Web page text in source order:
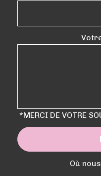
*MERCI DE VOTRE
Où